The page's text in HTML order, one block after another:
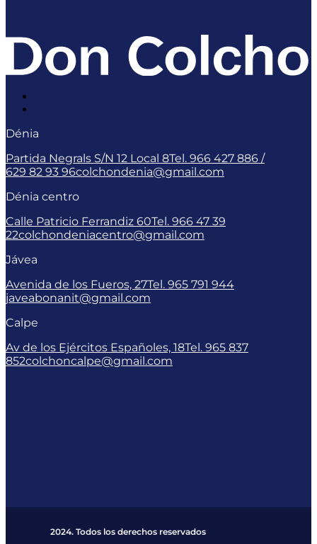
Dénia
Partida Negrals S/N 12 Local 8Tel. 966 427 886 /
629 82 93 96colchondenia@gmail.com
Dénia centro
Calle Patricio Ferrandiz 60Tel. 966 47 39
22colchondeniacentro@gmail.com
Jávea
Avenida de los Fueros, 27Tel. 965 791 944
javeabonanit@gmail.com
Calpe
Av de los Ejércitos Españoles, 18Tel. 965 837
852colchoncalpe@gmail.com
2024. Todos los derechos reservados​